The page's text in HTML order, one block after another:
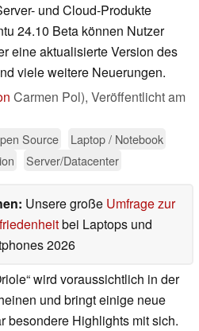
und Cloud-Produkte
24.10 Beta können Nutzer
eine aktualisierte Version des
viele weitere Neuerungen.
Carmen Pol), Veröffentlicht am
Source
Laptop / Notebook
Server/Datacenter
Unsere große Umfrage zur
bei Laptops und
2026
wird voraussichtlich in der
und bringt einige neue
besondere Highlights mit sich.